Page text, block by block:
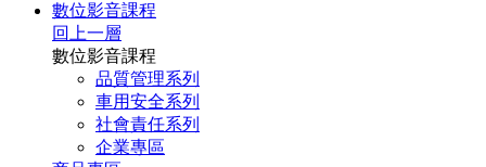
數位影音課程
回上一層
數位影音課程
品質管理系列
車用安全系列
社會責任系列
企業專區